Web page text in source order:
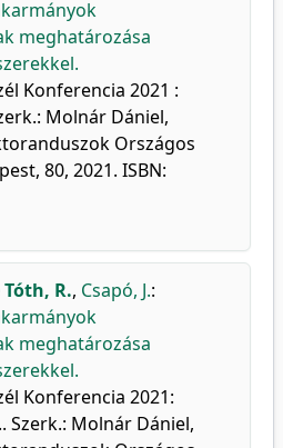
meghatározása
Konferencia 2021 :
Molnár Dániel,
Országos
80, 2021. ISBN:
R., Csapó, J.:
meghatározása
Konferencia 2021:
Szerk.: Molnár Dániel,